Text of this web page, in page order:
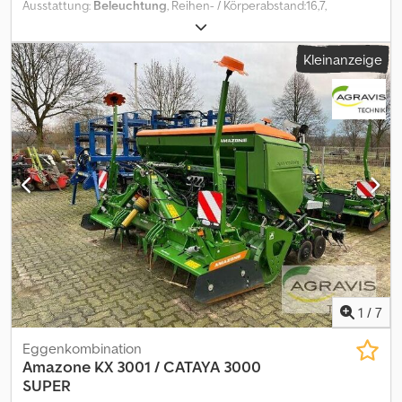
Ausstattung: Beleuchtung, Reihen- / Körperabstand:16,7,
Pneumatisch, Spuranreißer, Getreideausrüstung,
Zweischeibenschare_____2 reihiges Discsystem, Reifenpacker,
Doppelscheibenschare, Andruckrollen,
bedienterminal,Lagerort:Kunde Djdpfxeznqu Ss Apbjck
Kleinanzeige
1 / 7
Eggenkombination
Amazone KX 3001 / CATAYA 3000
SUPER